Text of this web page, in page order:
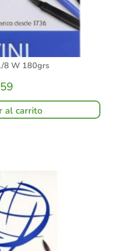
8 W 180grs
al carrito